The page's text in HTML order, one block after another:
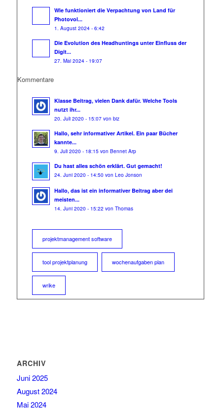
Wie funktioniert die Verpachtung von Land für
Photovol...
1. August 2024 - 6:42
Die Evolution des Headhuntings unter Einfluss der
Digit...
27. Mai 2024 - 19:07
Kommentare
Klasse Beitrag, vielen Dank dafür. Welche Tools
nutzt ihr...
20. Juli 2020 - 15:07 von biz
Hallo, sehr informativer Artikel. Ein paar Bücher
kannte...
9. Juli 2020 - 18:15 von Bennet Arp
Du hast alles schön erklärt. Gut gemacht!
24. Juni 2020 - 14:50 von Leo Jonson
Hallo, das ist ein informativer Beitrag aber dei
meisten...
14. Juni 2020 - 15:22 von Thomas
projektmanagement software
tool projektplanung wochenaufgaben plan
wrike
ARCHIV
Juni 2025
August 2024
Mai 2024